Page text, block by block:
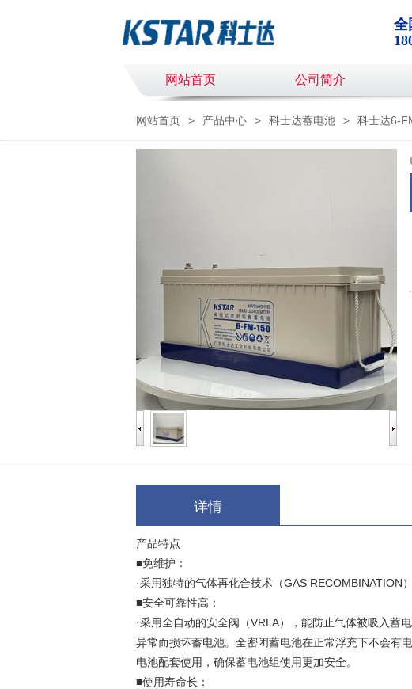
全
网站首页 公司简介
网站首页 > 产品中心 > 科士达蓄电池 > 科士达6-
详情
产品特点
■免维护：
·采用独特的气体再化合技术（GAS RECOMBINATION
■安全可靠性高：
·采用全自动的安全阀（VRLA），能防止气体被吸入蓄
异常而损坏蓄电池。全密闭蓄电池在正常浮充下不会有
电池配套使用，确保蓄电池组使用更加安全。
■使用寿命长：